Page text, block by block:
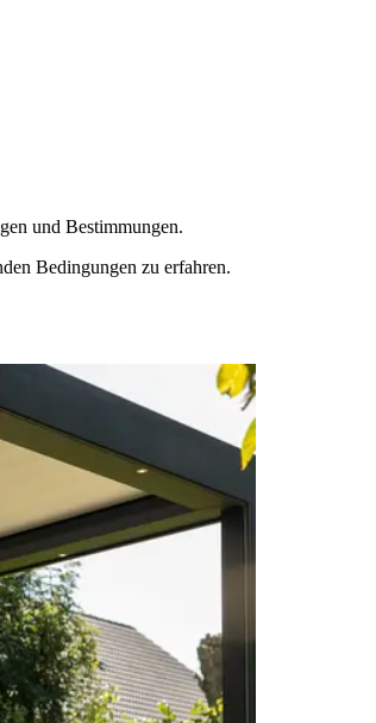
und Bestimmungen.
Bedingungen zu erfahren.